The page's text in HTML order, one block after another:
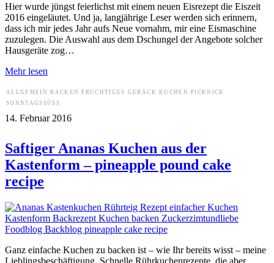
Hier wurde jüngst feierlichst mit einem neuen Eisrezept die Eiszeit
2016 eingeläutet. Und ja, langjährige Leser werden sich erinnern,
dass ich mir jedes Jahr aufs Neue vornahm, mir eine Eismaschine
zuzulegen. Die Auswahl aus dem Dschungel der Angebote solcher
Hausgeräte zog…
Mehr lesen
ALLGEMEIN BACKEN FRUCHTIGES GEBÄCK KUCHEN PICKNICK
SONNTAGSSÜSS
14. Februar 2016
Saftiger Ananas Kuchen aus der
Kastenform – pineapple pound cake
recipe
Ganz einfache Kuchen zu backen ist – wie Ihr bereits wisst – meine
Lieblingsbeschäftigung. Schnelle Rührkuchenrezepte, die aber